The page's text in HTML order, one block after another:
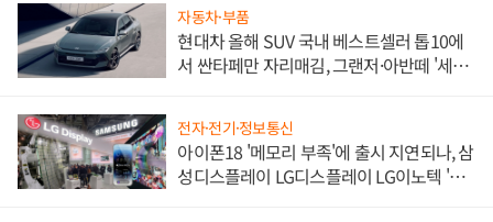
자동차·부품
현대차 올해 SUV 국내 베스트셀러 톱10에
서 싼타페만 자리매김, 그랜저·아반떼 '세단
전자·전기·정보통신
아이폰18 '메모리 부족'에 출시 지연되나, 삼
성디스플레이 LG디스플레이 LG이노텍 '탈